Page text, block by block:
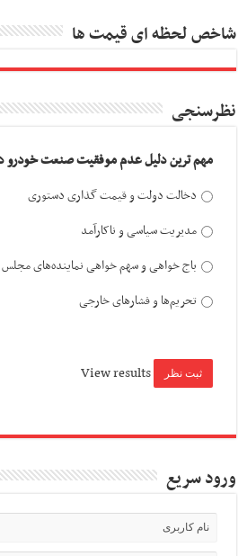
شاخص لحظه ای قیمت ها
نظرسنجی
مهم ترین دلیل عدم موفقیت صنعت خودرو
دخالت دولت و قیمت گذاری دستوری
مدیریت سیاسی و ناکارآمد
باج خواهی و سهم خواهی نماینده‌های مجلس
تحریم‌ها و فشارهای خارجی
View results
ورود سریع